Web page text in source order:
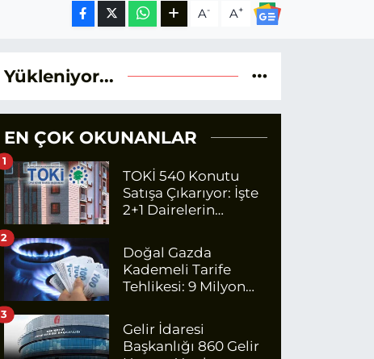
A- A+
Yükleniyor...
EN ÇOK OKUNANLAR
TOKİ 540 Konutu
Satışa Çıkarıyor: İşte
2+1 Dairelerin
1
Doğal Gazda
Kademeli Tarife
Tehlikesi: 9 Milyon
Ödeyecek
2
Gelir İdaresi
Başkanlığı 860 Gelir
3